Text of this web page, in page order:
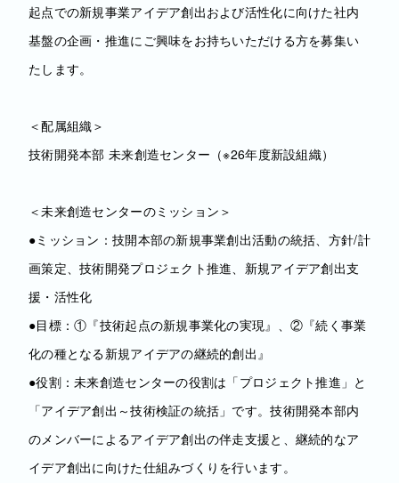
起点での新規事業アイデア創出および活性化に向けた社内
基盤の企画・推進にご興味をお持ちいただける方を募集い
たします。
＜配属組織＞
技術開発本部 未来創造センター（※26年度新設組織）
＜未来創造センターのミッション＞
●ミッション：技開本部の新規事業創出活動の統括、方針/計
画策定、技術開発プロジェクト推進、新規アイデア創出支
援・活性化
●目標：①『技術起点の新規事業化の実現』、②『続く事業
化の種となる新規アイデアの継続的創出』
●役割：未来創造センターの役割は「プロジェクト推進」と
「アイデア創出～技術検証の統括」です。技術開発本部内
のメンバーによるアイデア創出の伴走支援と、継続的なア
イデア創出に向けた仕組みづくりを行います。